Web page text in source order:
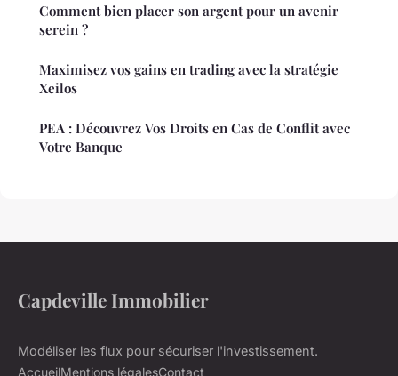
Comment bien placer son argent pour un avenir
serein ?
Maximisez vos gains en trading avec la stratégie
Xeilos
PEA : Découvrez Vos Droits en Cas de Conflit avec
Votre Banque
Capdeville Immobilier
Modéliser les flux pour sécuriser l'investissement.
AccueilMentions légalesContact